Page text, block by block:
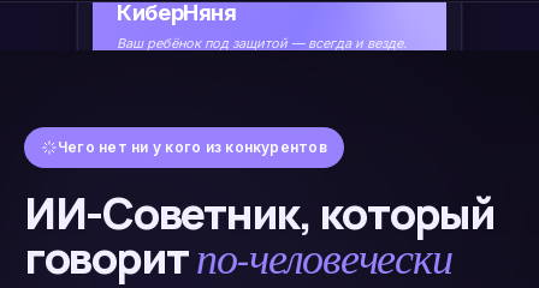
КиберНяня
Ваш ребёнок под защитой — всегда и везде.
09.02.2026
BG6
Батарея
Скорость 4 км/ч
раз
09.02,
13:53
Чего нет ни у кого из конкурентов
ИИ-Советник, который
говоритпо-человечески